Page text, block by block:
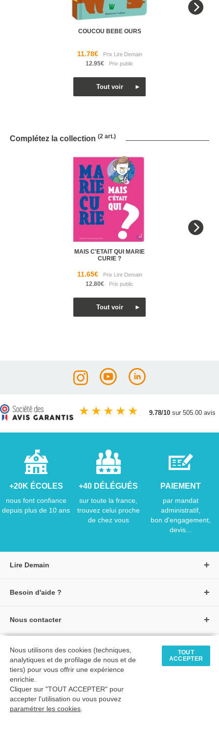
COUCOU BEBE OURS
11.78€
12.95€
Complétez la collection (2 art.)
MAIS C'ETAIT QUI MARIE
CURIE ?
11.65€
12.80€
★ ★ ★ ★ ★ 9.78/10 sur 505.00 avis
+20K ÉCOLES
nous font confiance
depuis plus de 10 ans
+40 DÉLÉGUÉS
sur toute la france,
trouvez celui proche
de chez vous
PAIEMENT
par mandat
administratif,
bon d'engagement,
devis...
Lire Demain
Créer un compte
★ Avis clients vérifiés
Besoin d'aide ?
Livraisons et retours
Tarifs négociés
Comment passer commande
Mon compte
Nous contacter
Formulaire de contact
Siège social
Tous nos livres
Livres petite enfance
Livres maternelle
Livres élémentaire
Livres collège
© 2026 - LIRE DEMAIN
C.G.U | C.G.V | Plan du site
Nous utilisons des cookies (techniques,
analytiques et de profilage de nous et de
tiers) pour vous offrir une expérience
enrichie.
Cliquer sur "TOUT ACCEPTER" pour
accepter l'utilisation ou vous pouvez
paramétrer les cookies.
TOUT
ACCEPTER